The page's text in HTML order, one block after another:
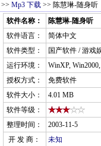
>> Mp3 下载 >> 陈慧琳-随身听
软件名称：
陈慧琳-随身听
软件语言：
简体中文
软件类型：
国产软件 / 游戏
运行环境：
WinXP,
授权方式：
免费软件
软件大小：
4.01 MB
软件等级：
整理时间：
2003-11-5
开 发 商：
未知